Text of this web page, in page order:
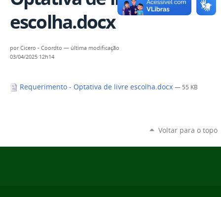
escolha.docx
porCicero - Coordto — última modificação
03/04/2025 12h14
Requerimento - Optativa de livre escolha.docx — 55 KB
Voltar para o topo